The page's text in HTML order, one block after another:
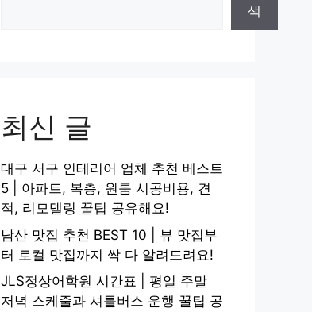
색
최신 글
대구 서구 인테리어 업체 추천 베스트
5 | 아파트, 복층, 원룸 시공비용, 견
적, 리모델링 꿀팁 공유해요!
남산 맛집 추천 BEST 10 | 뷰 맛집부
터 로컬 맛집까지 싹 다 알려드려요!
JLS정상어학원 시간표 | 평일 주말
저녁 스케줄과 셔틀버스 운행 꿀팁 공